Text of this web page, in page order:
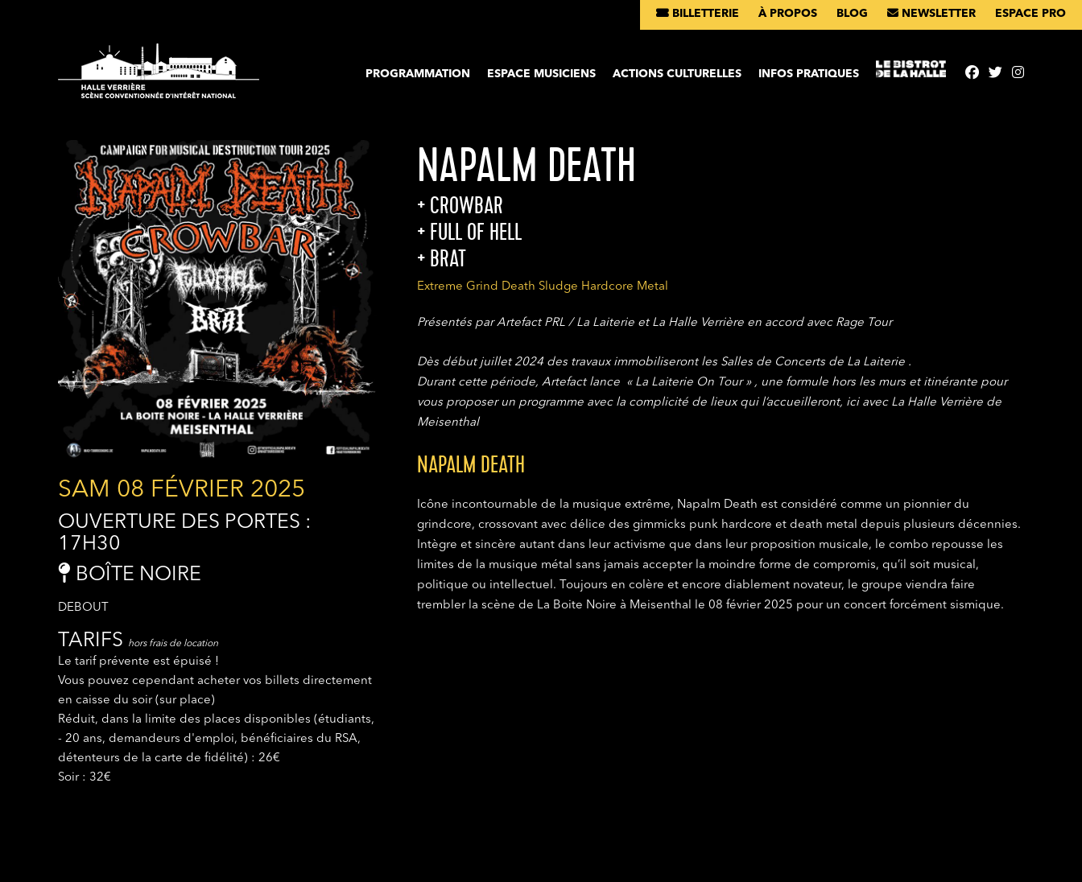
BILLETTERIE À PROPOS BLOG NEWSLETTER ESPACE PRO
PROGRAMMATION ESPACE MUSICIENS ACTIONS CULTURELLES INFOS PRATIQUES
SAM 08 FÉVRIER 2025
OUVERTURE DES PORTES :
17H30
BOÎTE NOIRE
DEBOUT
TARIFS hors frais de location
Le tarif prévente est épuisé !
Vous pouvez cependant acheter vos billets directement
en caisse du soir (sur place)
Réduit, dans la limite des places disponibles (étudiants,
- 20 ans, demandeurs d'emploi, bénéficiaires du RSA,
détenteurs de la carte de fidélité) : 26€
Soir : 32€
NAPALM DEATH
CROWBAR
FULL OF HELL
BRAT
Extreme Grind Death Sludge Hardcore Metal
Présentés par Artefact PRL / La Laiterie et La Halle Verrière en accord avec Rage Tour
Dès début juillet 2024 des travaux immobiliseront les Salles de Concerts de La Laiterie .
Durant cette période, Artefact lance « La Laiterie On Tour » , une formule hors les murs et itinérante pour
vous proposer un programme avec la complicité de lieux qui l’accueilleront, ici avec La Halle Verrière de
Meisenthal
NAPALM DEATH
Icône incontournable de la musique extrême, Napalm Death est considéré comme un pionnier du
grindcore, crossovant avec délice des gimmicks punk hardcore et death metal depuis plusieurs décennies.
Intègre et sincère autant dans leur activisme que dans leur proposition musicale, le combo repousse les
limites de la musique métal sans jamais accepter la moindre forme de compromis, qu’il soit musical,
politique ou intellectuel. Toujours en colère et encore diablement novateur, le groupe viendra faire
trembler la scène de La Boite Noire à Meisenthal le 08 février 2025 pour un concert forcément sismique.